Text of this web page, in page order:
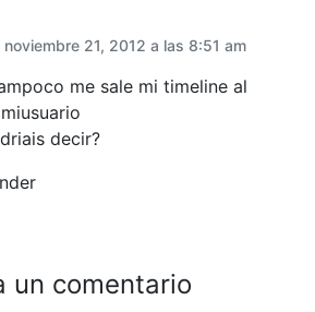
noviembre 21, 2012 a las 8:51 am
me sale mi timeline al
decir?
un comentario